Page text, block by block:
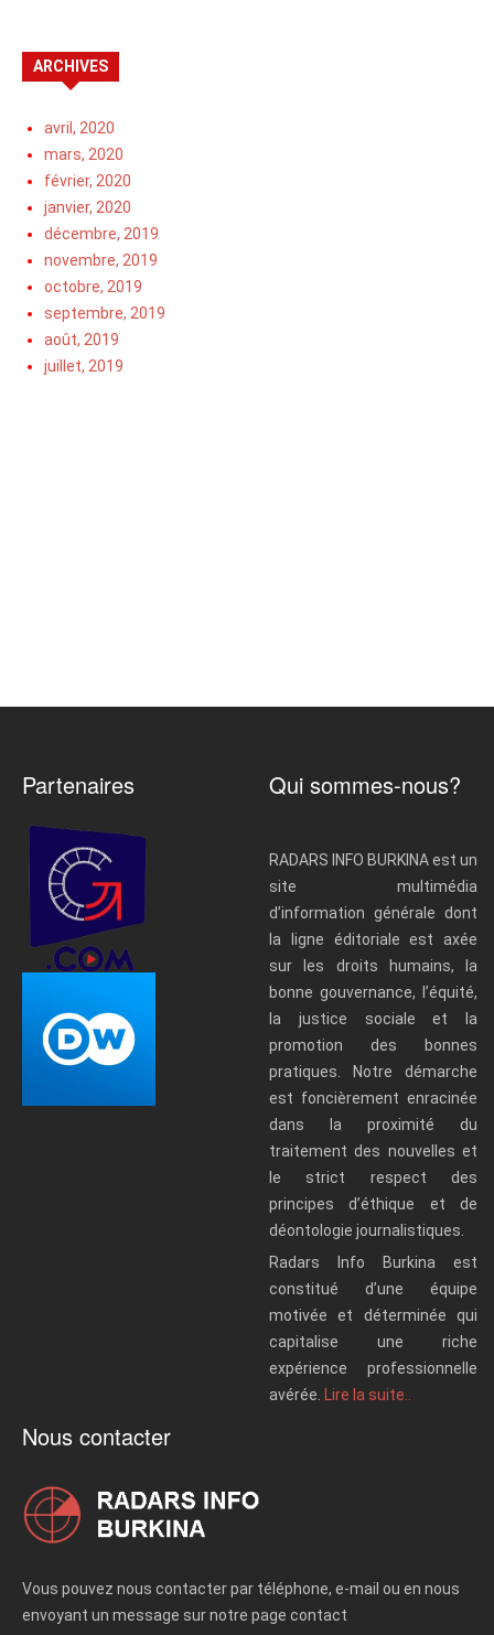
ARCHIVES
avril, 2020
mars, 2020
février, 2020
janvier, 2020
décembre, 2019
novembre, 2019
octobre, 2019
septembre, 2019
août, 2019
juillet, 2019
Partenaires Qui sommes-nous?
RADARS INFO BURKINA est un
site multimédia
d’information générale dont
la ligne éditoriale est axée
sur les droits humains, la
bonne gouvernance, l’équité,
la justice sociale et la
promotion des bonnes
pratiques. Notre démarche
est foncièrement enracinée
dans la proximité du
traitement des nouvelles et
le strict respect des
principes d’éthique et de
déontologie journalistiques.
Radars Info Burkina est
constitué d’une équipe
motivée et déterminée qui
capitalise une riche
expérience professionnelle
avérée.
Lire la suite..
Nous contacter
Vous pouvez nous contacter par téléphone, e-mail ou en nous
envoyant un message sur notre page contact